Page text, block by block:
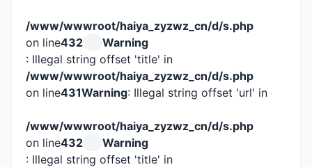
/www/wwwroot/haiya_zyzwz_cn/d/s.php
on line432
Warning
: Illegal string offset 'title' in
/www/wwwroot/haiya_zyzwz_cn/d/s.php
on line431Warning: Illegal string offset 'url' in
/www/wwwroot/haiya_zyzwz_cn/d/s.php
on line432
Warning
: Illegal string offset 'title' in